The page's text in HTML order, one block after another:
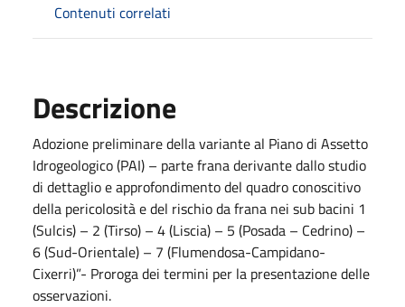
Contenuti correlati
Descrizione
Adozione preliminare della variante al Piano di Assetto
Idrogeologico (PAI) – parte frana derivante dallo studio
di dettaglio e approfondimento del quadro conoscitivo
della pericolosità e del rischio da frana nei sub bacini 1
(Sulcis) – 2 (Tirso) – 4 (Liscia) – 5 (Posada – Cedrino) –
6 (Sud-Orientale) – 7 (Flumendosa-Campidano-
Cixerri)”- Proroga dei termini per la presentazione delle
osservazioni.